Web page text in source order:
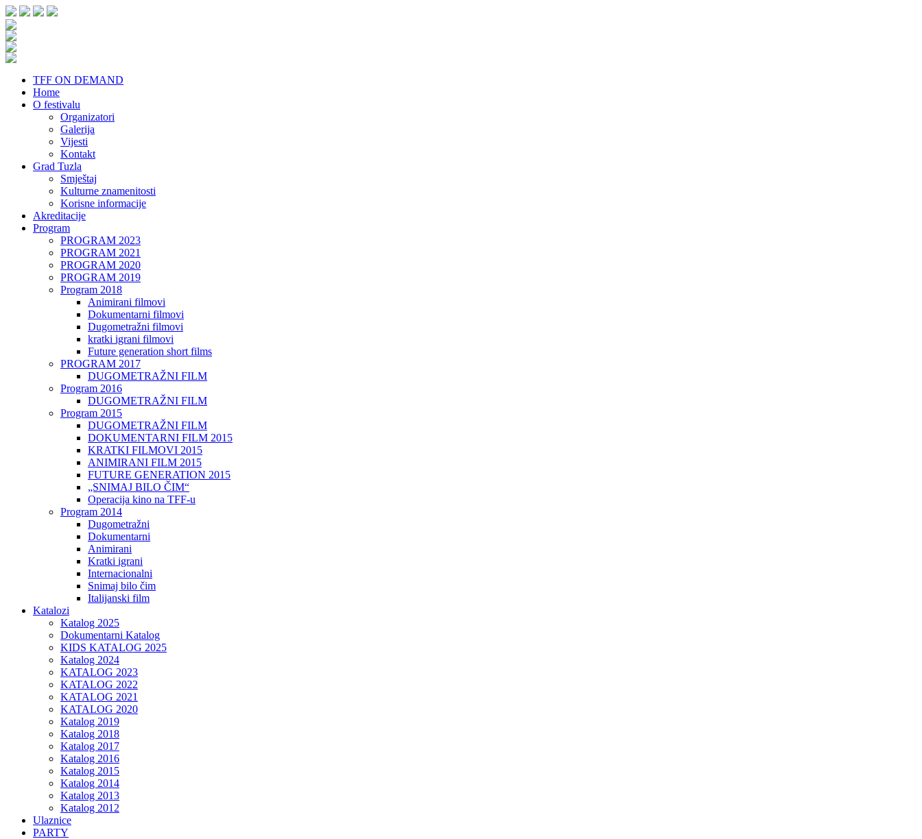
TFF ON DEMAND
Home
O festivalu
Organizatori
Galerija
Vijesti
Kontakt
Grad Tuzla
Smještaj
Kulturne znamenitosti
Korisne informacije
Akreditacije
Program
PROGRAM 2023
PROGRAM 2021
PROGRAM 2020
PROGRAM 2019
Program 2018
Animirani filmovi
Dokumentarni filmovi
Dugometražni filmovi
kratki igrani filmovi
Future generation short films
PROGRAM 2017
DUGOMETRAŽNI FILM
Program 2016
DUGOMETRAŽNI FILM
Program 2015
DUGOMETRAŽNI FILM
DOKUMENTARNI FILM 2015
KRATKI FILMOVI 2015
ANIMIRANI FILM 2015
FUTURE GENERATION 2015
„SNIMAJ BILO ČIM“
Operacija kino na TFF-u
Program 2014
Dugometražni
Dokumentarni
Animirani
Kratki igrani
Internacionalni
Snimaj bilo čim
Italijanski film
Katalozi
Katalog 2025
Dokumentarni Katalog
KIDS KATALOG 2025
Katalog 2024
KATALOG 2023
KATALOG 2022
KATALOG 2021
KATALOG 2020
Katalog 2019
Katalog 2018
Katalog 2017
Katalog 2016
Katalog 2015
Katalog 2014
Katalog 2013
Katalog 2012
Ulaznice
PARTY